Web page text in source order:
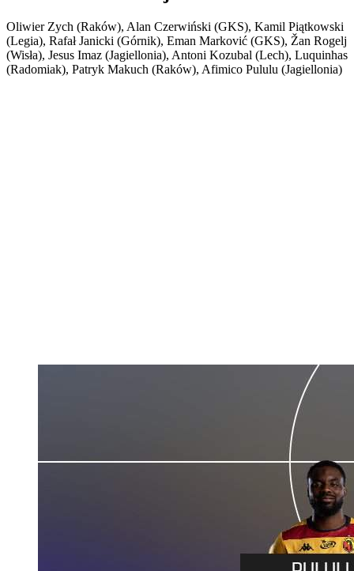
Oliwier Zych (Raków), Alan Czerwiński (GKS), Kamil Piątkowski
(Legia), Rafał Janicki (Górnik), Eman Marković (GKS), Žan Rogelj
(Wisła), Jesus Imaz (Jagiellonia), Antoni Kozubal (Lech), Luquinhas
(Radomiak), Patryk Makuch (Raków), Afimico Pululu (Jagiellonia)